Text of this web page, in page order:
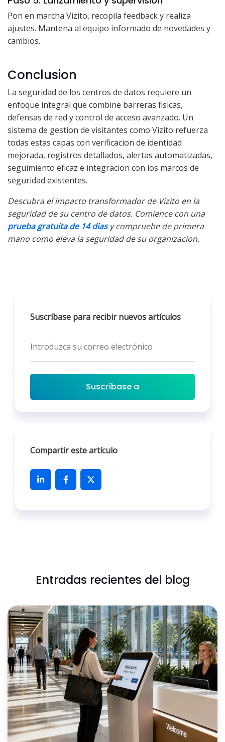
Pon en marcha Vizito, recopila feedback y realiza
ajustes. Mantena al equipo informado de novedades y
cambios.
Conclusion
La seguridad de los centros de datos requiere un
enfoque integral que combine barreras fisicas,
defensas de red y control de acceso avanzado. Un
sistema de gestion de visitantes como Vizito refuerza
todas estas capas con verificacion de identidad
mejorada, registros detallados, alertas automatizadas,
seguimiento eficaz e integracion con los marcos de
seguridad existentes.
Descubra el impacto transformador de Vizito en la
seguridad de su centro de datos. Comience con una
prueba gratuita de 14 diasy compruebe de primera
mano como eleva la seguridad de su organizacion.
Suscríbase para recibir nuevos artículos
Suscríbase a
Compartir este artículo
Entradas recientes del blog